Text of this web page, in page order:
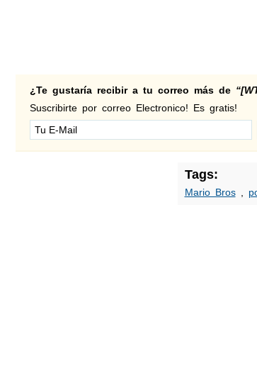
¿Te gustaría recibir a tu correo más de
Suscribirte por correo Electronico! Es gratis!
Tags:
Mario Bros,